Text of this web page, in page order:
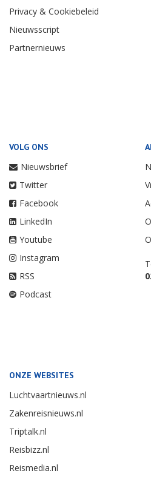
Privacy & Cookiebeleid
Nieuwsscript
Partnernieuws
VOLG ONS
Nieuwsbrief
Twitter
Facebook
LinkedIn
Youtube
Instagram
RSS
Podcast
ONZE WEBSITES
Luchtvaartnieuws.nl
Zakenreisnieuws.nl
Triptalk.nl
Reisbizz.nl
Reismedia.nl